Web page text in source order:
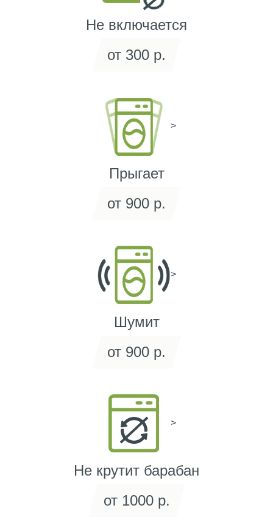
Не включается
от 300 р.
>
Прыгает
от 900 р.
>
Шумит
от 900 р.
>
Не крутит барабан
от 1000 р.